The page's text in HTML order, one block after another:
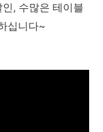
, 수많은 테이블
십니다~